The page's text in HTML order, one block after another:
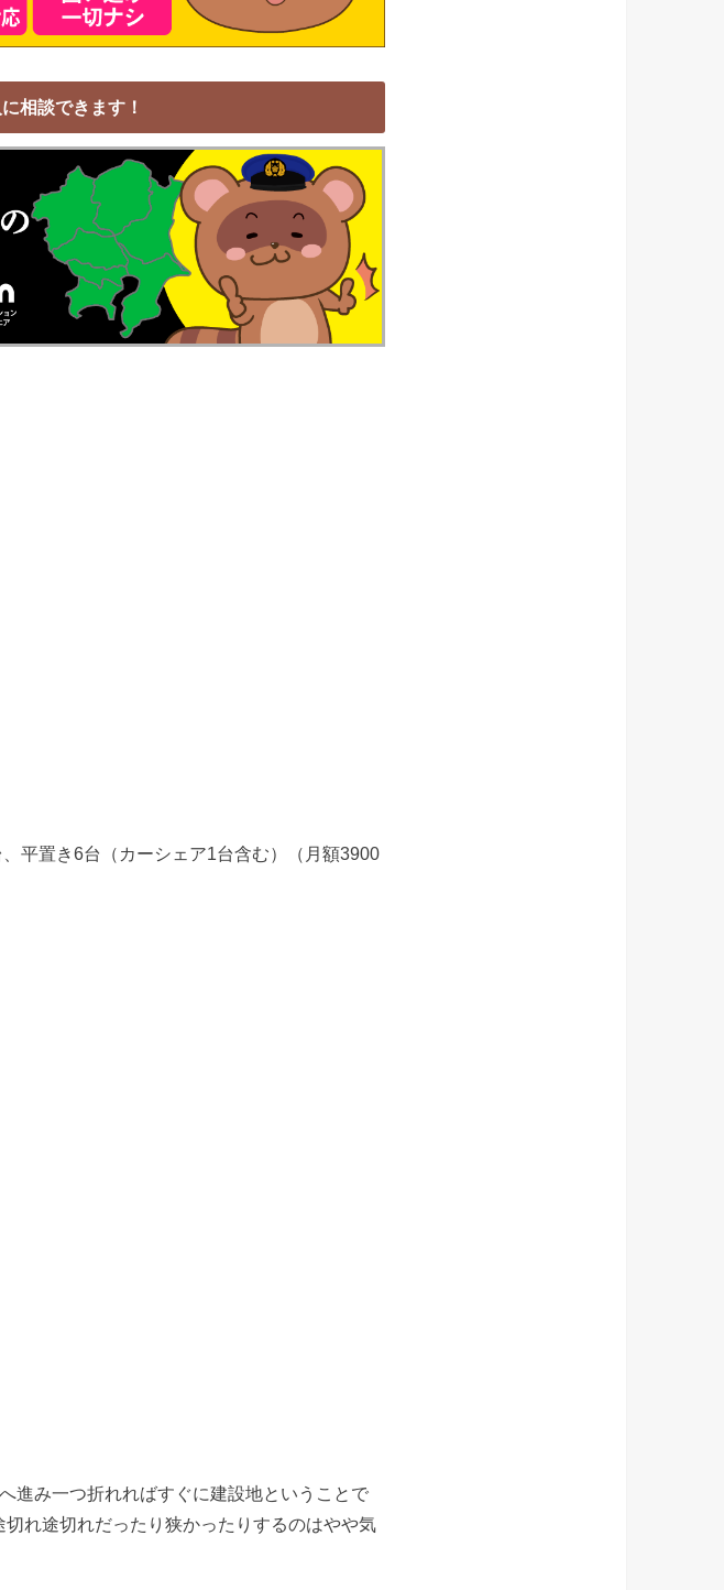
相談できます！
平置き6台（カーシェア1台含む）（月額3900
進み一つ折れればすぐに建設地ということで
れ途切れだったり狭かったりするのはやや気